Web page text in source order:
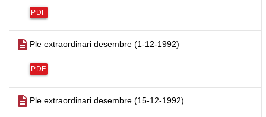
PDF
description Ple extraordinari desembre (1-12-1992)
PDF
description Ple extraordinari desembre (15-12-1992)